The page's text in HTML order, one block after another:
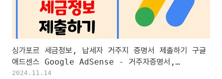
싱가포르 세금정보, 납세자 거주지 증명서 제출하기 구글
애드센스 Google AdSense - 거주자증명서,
Certificate of Residence
2024.11.14